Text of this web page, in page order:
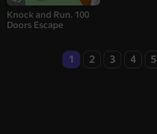
Knock and Run. 100
Doors Escape
1 2 3 4 5